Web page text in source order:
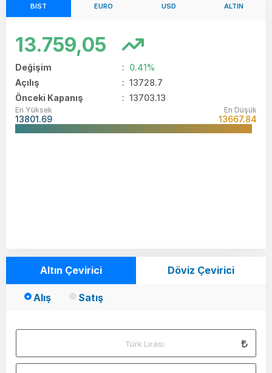
BIST EURO USD ALTIN
13.759,05
Değişim : 0.41%
Açılış
: 13728.7
Önceki Kapanış
: 13703.13
En Yüksek
13801.69
En Düşük
13667.84
Altın Çevirici Döviz Çevirici
Alış Satış
Türk Lirası